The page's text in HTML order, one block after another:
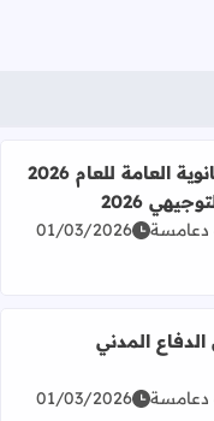
جدول امتحانات التوجيهي 2026
برنامج امتحان الثانوية العامة للعام 2026
2026
دعامسة 01/03/2026
المدني
دعامسة 01/03/2026